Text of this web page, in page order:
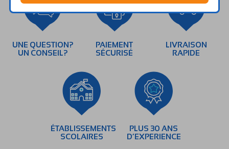
UNE QUESTION?
UN CONSEIL?
PAIEMENT
SÉCURISÉ
LIVRAISON
RAPIDE
ÉTABLISSEMENTS
SCOLAIRES
PLUS 30 ANS
D’EXPERIENCE